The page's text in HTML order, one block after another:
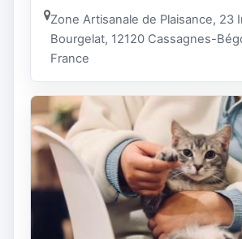
Zone Artisanale de Plaisance, 23
Bourgelat, 12120 Cassagnes-
France